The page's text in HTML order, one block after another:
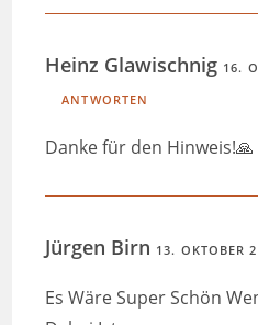
Heinz Glawischnig 16.
ANTWORTEN
Danke für den Hinweis!🙏
Jürgen Birn 13. OKTOBER
Es Wäre Super Schön